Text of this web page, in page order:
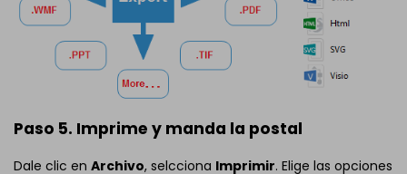
Paso 5. Imprime y manda la postal
Dale clic en Archivo, selcciona Imprimir. Elige las opciones